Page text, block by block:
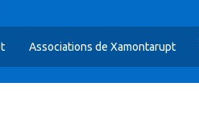
Associations de Xamontarupt